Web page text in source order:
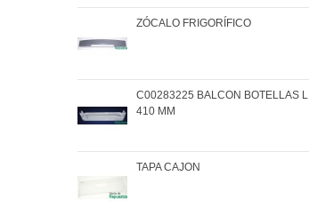
ZÓCALO FRIGORÍFICO
C00283225 BALCON BOTELLAS L
410 MM
TAPA CAJON